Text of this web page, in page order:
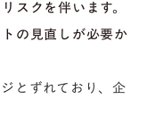
スクを伴います。
の見直しが必要か
とずれており、企